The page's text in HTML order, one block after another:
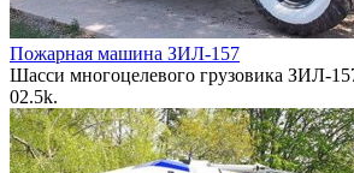
Пожарная машина ЗИЛ-157
Шасси многоцелевого грузовика ЗИЛ-
02.5k.